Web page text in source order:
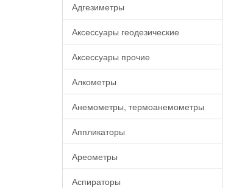
Адгезиметры
Аксессуары геодезические
Аксессуары прочие
Алкометры
Анемометры, термоанемометры
Аппликаторы
Ареометры
Аспираторы